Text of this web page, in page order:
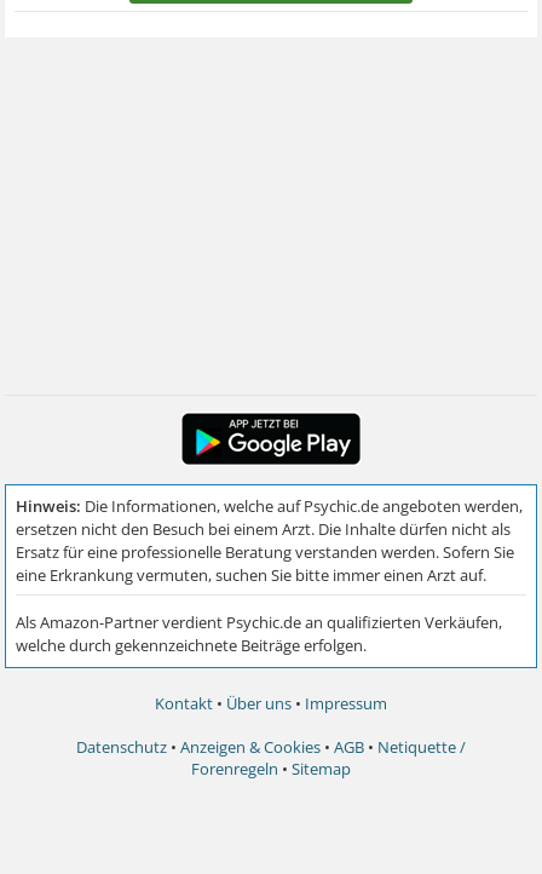
Kontakt • Über uns • Impressum
Datenschutz • Anzeigen & Cookies • AGB • Netiquette /
Forenregeln • Sitemap